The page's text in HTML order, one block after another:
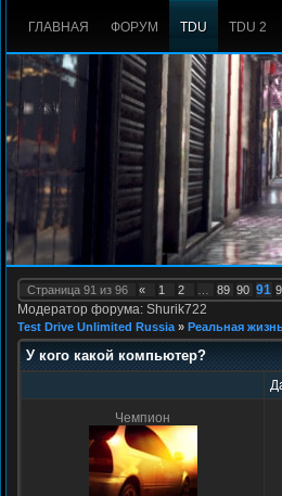
ГЛАВНАЯ ФОРУМ TDU TDU 2
Страница 91 из 96 « 1 2 89 90 91
Модератор форума: Shurik722
Test Drive Unlimited Russia » Реальная
У кого какой компьютер?
Чемпион